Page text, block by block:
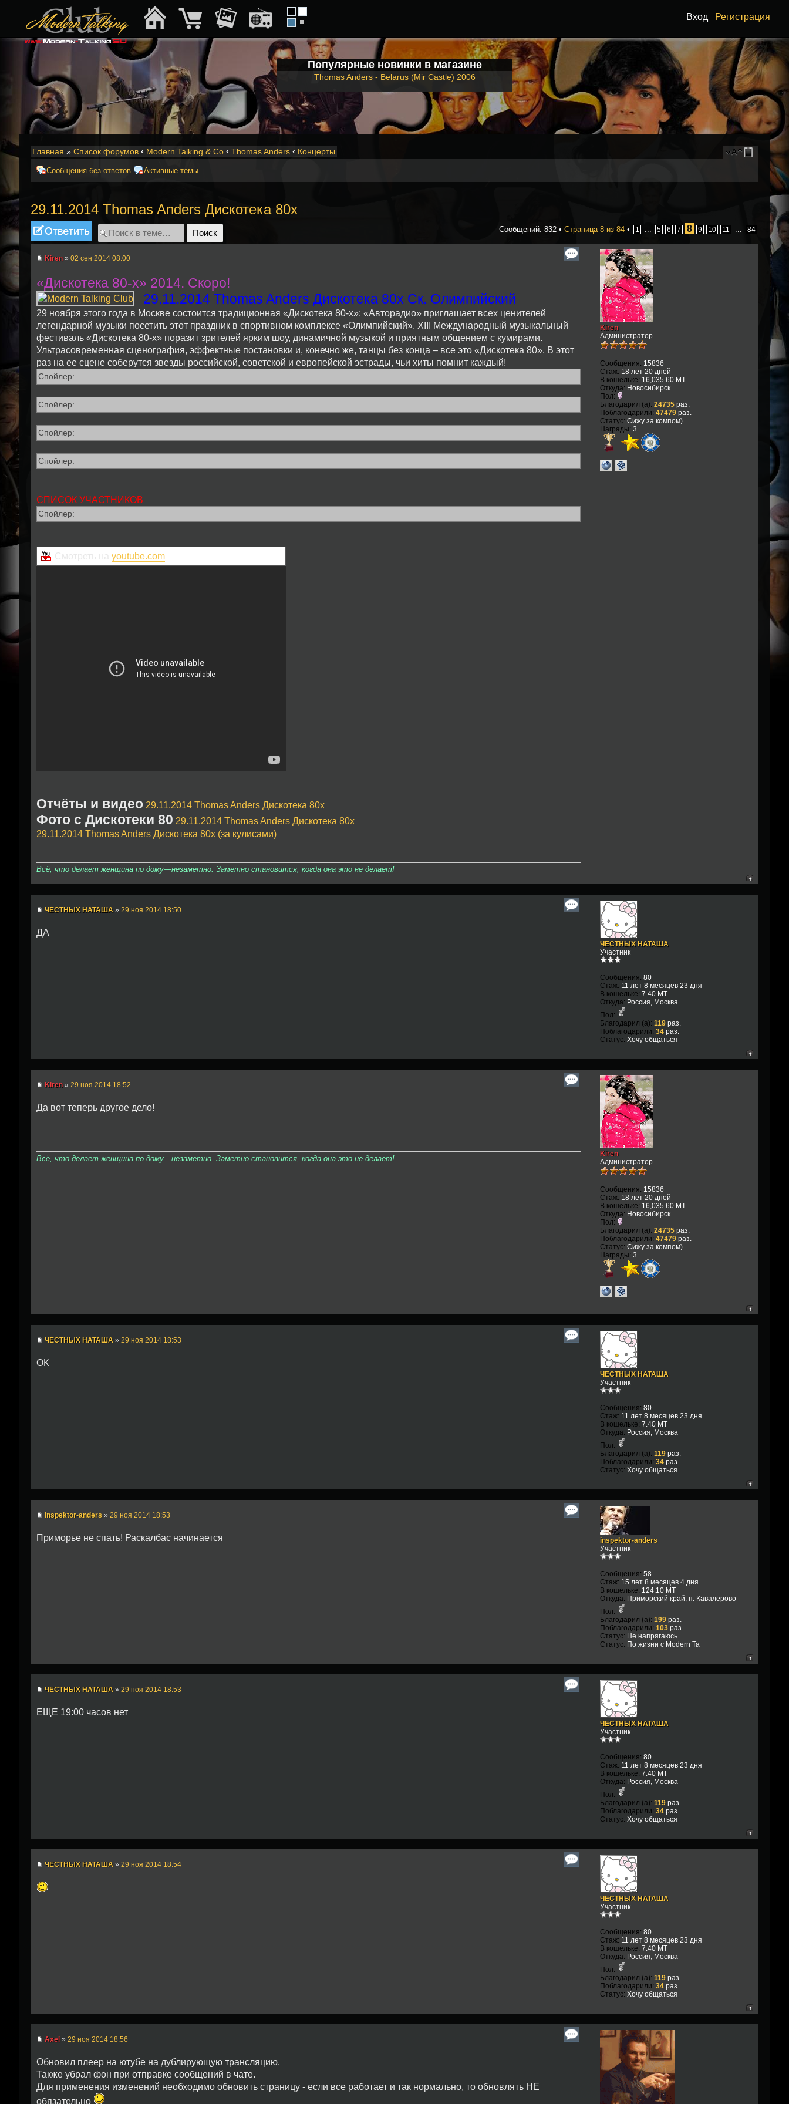
Популярные новинки в магазине
Thomas Anders - Belarus (Mir Castle) 2006
Главная » Список форумов ‹ Modern Talking & Co ‹ Thomas Anders ‹ Концерты
Сообщения без ответов Активные темы
29.11.2014 Thomas Anders Дискотека 80х
Ответить Сообщений: 832 • Страница 8 из 84 • 1 5 6 7 8 9 10 11 84
Kiren » 02 сен 2014 08:00
«Дискотекa 80-х» 2014. Скоро!
29.11.2014 Thomas Anders Дискотека 80х Ск. Олимпийский
29 ноября этого года в Москве состоится традиционная «Дискотека 80-х»: «Авторадио» приглашает всех ценителей
легендарной музыки посетить этот праздник в спортивном комплексе «Олимпийский». XIII Международный музыкальный
фестиваль «Дискотека 80-х» поразит зрителей ярким шоу, динамичной музыкой и приятным общением с кумирами.
Ультрасовременная сценография, эффектные постановки и, конечно же, танцы без конца – все это «Дискотека 80». В этот
раз на ее сцене соберутся звезды российской, советской и европейской эстрады, чьи хиты помнит каждый!
Спойлер:
Спойлер:
Спойлер:
Спойлер:
СПИСОК УЧАСТНИКОВ
Спойлер:
youtube.com
Отчёты и видео 29.11.2014 Thomas Anders Дискотека 80х
Фото с Дискотеки 80 29.11.2014 Thomas Anders Дискотека 80х
29.11.2014 Thomas Anders Дискотека 80х (за кулисами)
Всё, что делает женщина по дому—незаметно. Заметно становится, когда она это не делает!
Kiren
Администратор
Сообщения: 15836
Стаж: 18 лет 20 дней
В кошельке: 16,035.60 MT
Откуда: Новосибирск
Пол:
Благодарил (а): 24735раз.
Поблагодарили: 47479раз.
Статус: Сижу за компом)
Награды: 3
ЧЕСТНЫХ НАТАША » 29 ноя 2014 18:50
ДА
ЧЕСТНЫХ НАТАША
Участник
Сообщения: 80
Стаж: 11 лет 8 месяцев 23 дня
В кошельке: 7.40 MT
Откуда: Россия, Москва
Пол:
Благодарил (а): 119раз.
Поблагодарили: 34раз.
Статус: Хочу общаться
Kiren » 29 ноя 2014 18:52
Да вот теперь другое дело!
Всё, что делает женщина по дому—незаметно. Заметно становится, когда она это не делает!
Kiren
Администратор
Сообщения: 15836
Стаж: 18 лет 20 дней
В кошельке: 16,035.60 MT
Откуда: Новосибирск
Пол:
Благодарил (а): 24735раз.
Поблагодарили: 47479раз.
Статус: Сижу за компом)
Награды: 3
ЧЕСТНЫХ НАТАША » 29 ноя 2014 18:53
ОК
ЧЕСТНЫХ НАТАША
Участник
Сообщения: 80
Стаж: 11 лет 8 месяцев 23 дня
В кошельке: 7.40 MT
Откуда: Россия, Москва
Пол:
Благодарил (а): 119раз.
Поблагодарили: 34раз.
Статус: Хочу общаться
inspektor-anders » 29 ноя 2014 18:53
Приморье не спать! Раскалбас начинается
inspektor-anders
Участник
Сообщения: 58
Стаж: 15 лет 8 месяцев 4 дня
В кошельке: 124.10 MT
Откуда: Приморский край, п. Кавалерово
Пол:
Благодарил (а): 199раз.
Поблагодарили: 103раз.
Статус: Не напрягаюсь
Статус: По жизни с Modern Ta
ЧЕСТНЫХ НАТАША » 29 ноя 2014 18:53
ЕЩЕ 19:00 часов нет
ЧЕСТНЫХ НАТАША
Участник
Сообщения: 80
Стаж: 11 лет 8 месяцев 23 дня
В кошельке: 7.40 MT
Откуда: Россия, Москва
Пол:
Благодарил (а): 119раз.
Поблагодарили: 34раз.
Статус: Хочу общаться
ЧЕСТНЫХ НАТАША » 29 ноя 2014 18:54
ЧЕСТНЫХ НАТАША
Участник
Сообщения: 80
Стаж: 11 лет 8 месяцев 23 дня
В кошельке: 7.40 MT
Откуда: Россия, Москва
Пол:
Благодарил (а): 119раз.
Поблагодарили: 34раз.
Статус: Хочу общаться
Axel » 29 ноя 2014 18:56
Обновил плеер на ютубе на дублирующую трансляцию.
Также убрал фон при отправке сообщений в чате.
Для применения изменений необходимо обновить страницу - если все работает и так нормально, то обновлять НЕ
обязательно
Вход Регистрация